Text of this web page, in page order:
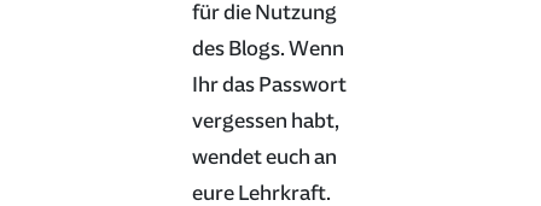
für die Nutzung
des Blogs. Wenn
Ihr das Passwort
vergessen habt,
wendet euch an
eure Lehrkraft.